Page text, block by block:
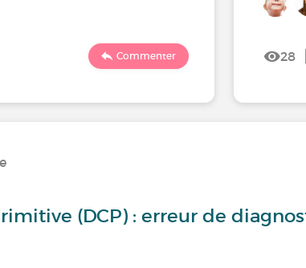
Commenter 28
(DCP) : erreur de